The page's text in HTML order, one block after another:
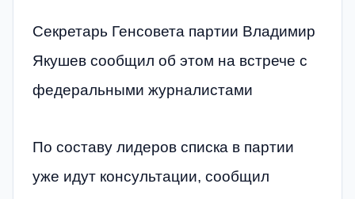
Секретарь Генсовета партии Владимир
Якушев сообщил об этом на встрече с
федеральными журналистами
По составу лидеров списка в партии
уже идут консультации, сообщил